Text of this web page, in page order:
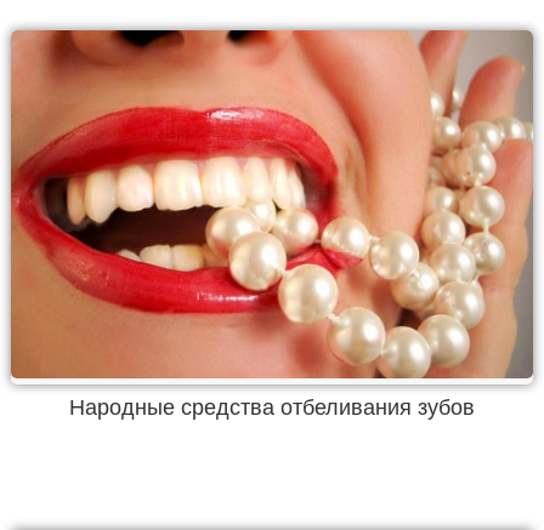
Народные средства отбеливания зубов